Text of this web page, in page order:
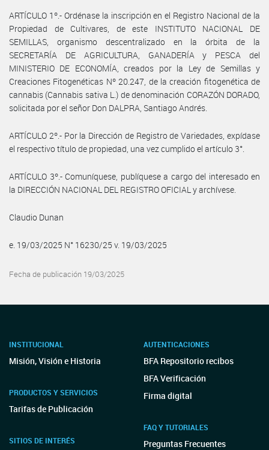
ARTÍCULO 1º.- Ordénase la inscripción en el Registro Nacional de la
Propiedad de Cultivares, de este INSTITUTO NACIONAL DE
SEMILLAS, organismo descentralizado en la órbita de la
SECRETARÍA DE AGRICULTURA, GANADERÍA y PESCA del
MINISTERIO DE ECONOMÍA, creados por la Ley de Semillas y
Creaciones Fitogenéticas Nº 20.247, de la creación fitogenética de
cannabis (Cannabis sativa L.) de denominación CORAZÓN DORADO,
solicitada por el señor Don DALPRA, Santiago Andrés.
ARTÍCULO 2º.- Por la Dirección de Registro de Variedades, expídase
el respectivo título de propiedad, una vez cumplido el artículo 3°.
ARTÍCULO 3º.- Comuníquese, publíquese a cargo del interesado en
la DIRECCIÓN NACIONAL DEL REGISTRO OFICIAL y archívese.
Claudio Dunan
e. 19/03/2025 N° 16230/25 v. 19/03/2025
Fecha de publicación 19/03/2025
INSTITUCIONAL
Misión, Visión e Historia
PRODUCTOS Y SERVICIOS
Tarifas de Publicación
SITIOS DE INTERÉS
AUTENTICACIONES
BFA Repositorio recibos
BFA Verificación
Firma digital
FAQ Y TUTORIALES
Preguntas Frecuentes